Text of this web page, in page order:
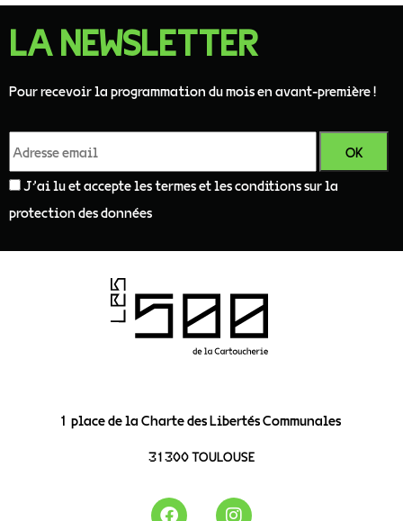
LA NEWSLETTER
Pour recevoir la programmation du mois en avant-première !
J'ai lu et accepte les termes et les conditions sur la
protection des données
1 place de la Charte des Libertés Communales
31300 TOULOUSE